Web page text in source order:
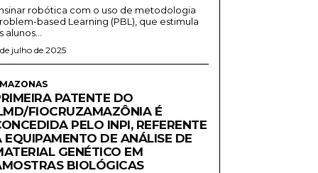
robótica com o uso de metodologia
based Learning (PBL), que estimula
alunos...
julho de 2025
PATENTE DO
FIOCRUZAMAZÔNIA É
PELO INPI, REFERENTE
EQUIPAMENTO DE ANÁLISE DE
GENÉTICO EM
BIOLÓGICAS